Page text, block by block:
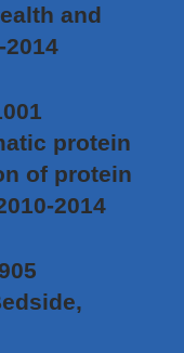
and
2014
protein
of protein
2014